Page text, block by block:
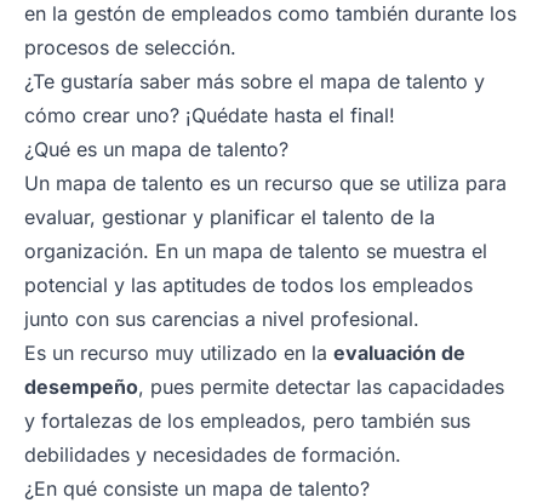
en la gestón de empleados como también durante los
procesos de selección.
¿Te gustaría saber más sobre el mapa de talento y
cómo crear uno? ¡Quédate hasta el final!
¿Qué es un mapa de talento?
Un mapa de talento es un recurso que se utiliza para
evaluar, gestionar y planificar el talento de la
organización. En un mapa de talento se muestra el
potencial y las aptitudes de todos los empleados
junto con sus carencias a nivel profesional.
Es un recurso muy utilizado en la evaluación de
desempeño, pues permite detectar las capacidades
y fortalezas de los empleados, pero también sus
debilidades y necesidades de formación.
¿En qué consiste un mapa de talento?